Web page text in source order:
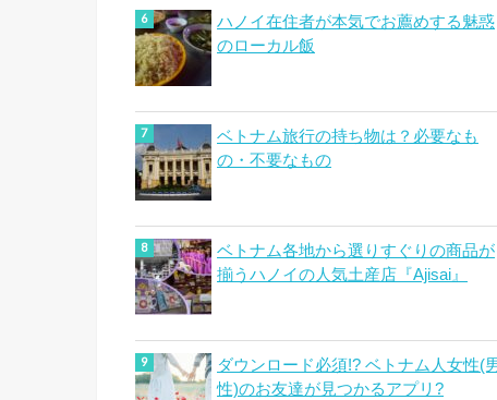
ハノイ在住者が本気でお薦めする魅惑
のローカル飯
ベトナム旅行の持ち物は？必要なも
の・不要なもの
ベトナム各地から選りすぐりの商品が
揃うハノイの人気土産店『Ajisai』
ダウンロード必須!? ベトナム人女性(
性)のお友達が見つかるアプリ?